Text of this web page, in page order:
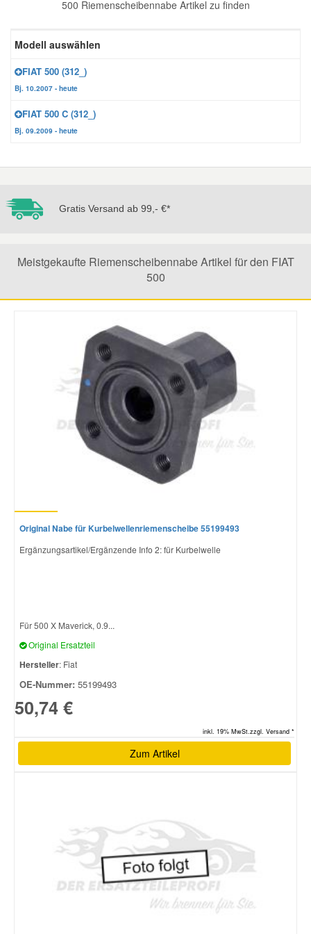
500 Riemenscheibennabe Artikel zu finden
Modell auswählen
FIAT 500 (312_)
Bj. 10.2007 - heute
FIAT 500 C (312_)
Bj. 09.2009 - heute
Gratis Versand ab 99,- €*
Meistgekaufte Riemenscheibennabe Artikel für den FIAT
500
Original Nabe für Kurbelwellenriemenscheibe 55199493
Ergänzungsartikel/Ergänzende Info 2: für Kurbelwelle
Für 500 X Maverick, 0.9...
Original Ersatzteil
Hersteller: Fiat
OE-Nummer: 55199493
50,74 €
inkl. 19% MwSt.zzgl. Versand *
Zum Artikel
Zündanlage und Glühanlage
Jeep Ersatzteile
Kia Ersatzteile
Lancia Ersatzteile
Mazda Ersatzteile
Mercedes Ersatzteile
Mini Ersatzteile
Mitsubishi Ersatzteile
Smart Ersatzteile
Suzuki Ersatzteile